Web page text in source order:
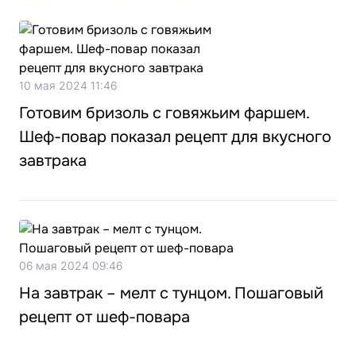
10 мая 2024 11:46
Готовим бризоль с говяжьим фаршем.
Шеф-повар показал рецепт для вкусного
завтрака
06 мая 2024 09:46
На завтрак – мелт с тунцом. Пошаговый
рецепт от шеф-повара